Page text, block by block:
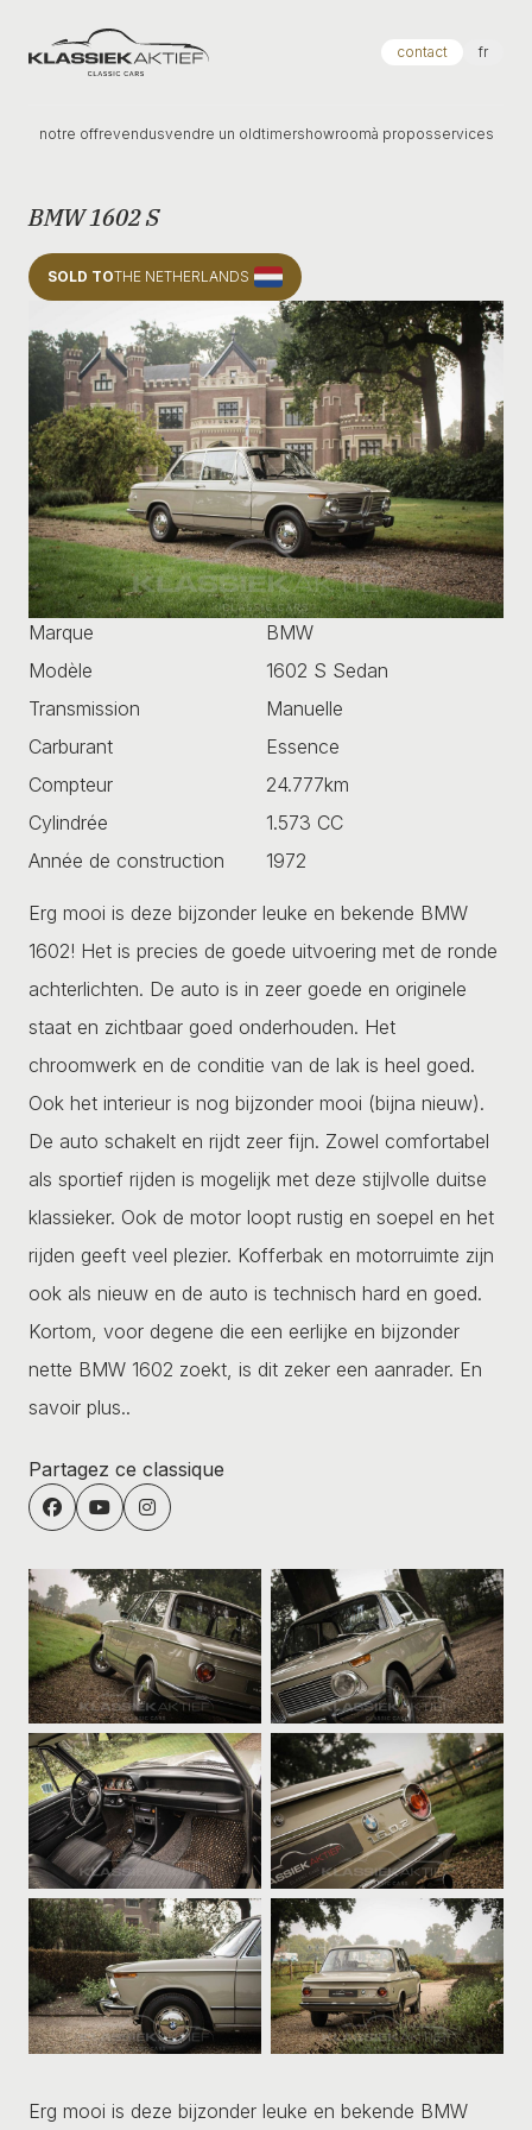
Klassiek Aktief contact fr
notre offrevendusvendre un oldtimershowroomà proposservices
BMW 1602 S
SOLD TOTHE NETHERLANDS
Marque
BMW
Modèle
1602 S Sedan
Transmission
Manuelle
Carburant
Essence
Compteur
24.777km
Cylindrée
1.573 CC
Année de construction
1972
Erg mooi is deze bijzonder leuke en bekende BMW
1602! Het is precies de goede uitvoering met de ronde
achterlichten. De auto is in zeer goede en originele
staat en zichtbaar goed onderhouden. Het
chroomwerk en de conditie van de lak is heel goed.
Ook het interieur is nog bijzonder mooi (bijna nieuw).
De auto schakelt en rijdt zeer fijn. Zowel comfortabel
als sportief rijden is mogelijk met deze stijlvolle duitse
klassieker. Ook de motor loopt rustig en soepel en het
rijden geeft veel plezier. Kofferbak en motorruimte zijn
ook als nieuw en de auto is technisch hard en goed.
Kortom, voor degene die een eerlijke en bijzonder
nette BMW 1602 zoekt, is dit zeker een aanrader. En
savoir plus..
Partagez ce classique
Erg mooi is deze bijzonder leuke en bekende BMW